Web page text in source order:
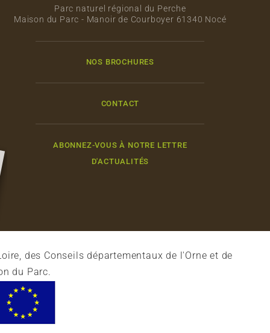
Parc naturel régional du Perche
Maison du Parc - Manoir de Courboyer 61340 Nocé
NOS BROCHURES
CONTACT
ABONNEZ-VOUS À NOTRE LETTRE
D'ACTUALITÉS
des Conseils départementaux de l'Orne et de
du Parc.